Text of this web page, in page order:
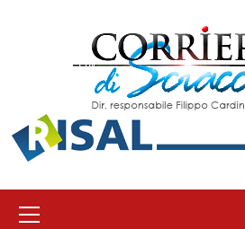
principale